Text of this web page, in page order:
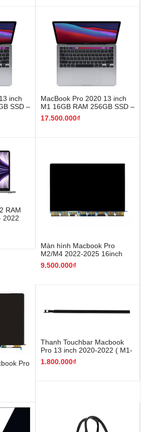
inch
SSD –
MacBook Pro 2020 13 inch
M1 16GB RAM 256GB SSD –
Like New
17.500.000₫
RAM
2022
Màn hình Macbook Pro
M2/M4 2022-2025 16inch
A2991
9.500.000₫
Pro
Thanh Touchbar Macbook
Pro 13 inch 2020-2022 ( M1-
M2 )
1.800.000₫